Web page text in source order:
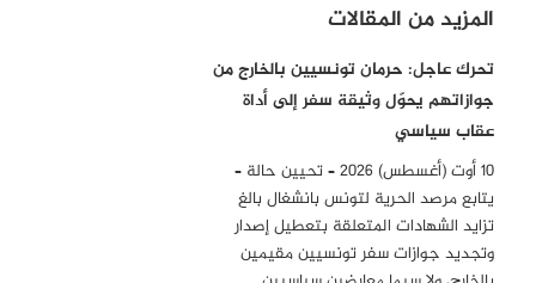
المزيد من المقالات
تحرك عاجل: حرمان تونسيين بالخارج من
جوازاتهم يحوّل وثيقة سفر إلى أداة
عقاب سياسي
10 أوت (أغسطس) 2026 – تحيين حالة –
يتابع مرصد الحرية لتونس بانشغال بالغ
تزايد الشهادات المتعلقة بتعطيل إصدار
وتجديد جوازات سفر تونسيين مقيمين